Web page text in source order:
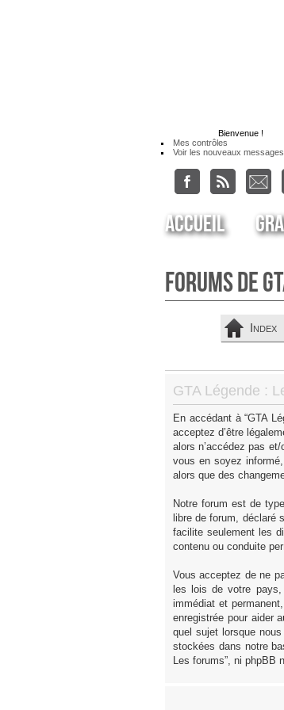
Bienvenue !
Mes contrôles
Voir les nouveaux messages
Accueil
Forums de
Index
GTA Légende :
En accédant à “GTA
acceptez d’être
alors n’accédez pas
vous en soyez
alors que des
Notre forum est de
libre de forum, déclaré
facilite seulement les
contenu ou conduite
Vous acceptez de ne
les lois de votre
immédiat et
enregistrée pour aider
quel sujet lorsque
stockées dans notre
Les forums”, ni phpBB